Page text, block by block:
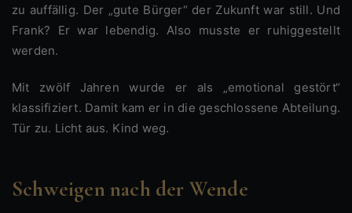
zu auffällig. Der „gute Bürger“ der Zukunft war still. Und
Frank? Er war lebendig. Also musste er ruhiggestellt
werden.
Mit zwölf Jahren wurde er als „emotional gestört“
klassifiziert. Damit kam er in die geschlossene Abteilung.
Tür zu. Licht aus. Kind weg.
Schweigen nach der Wende